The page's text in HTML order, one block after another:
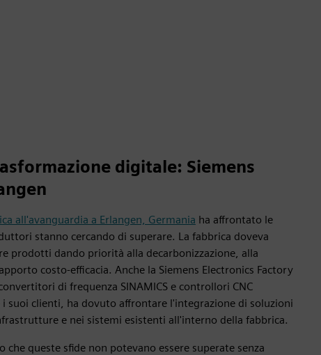
digitale: Siemens
all'avanguardia a Erlangen, Germania ha affrontato le
stanno cercando di superare. La fabbrica doveva
prodotti dando priorità alla decarbonizzazione, alla
costo-efficacia. Anche la Siemens Electronics Factory
di frequenza SINAMICS e controllori CNC
i suoi clienti, ha dovuto affrontare l'integrazione di soluzioni
e nei sistemi esistenti all'interno della fabbrica.
che queste sfide non potevano essere superate senza